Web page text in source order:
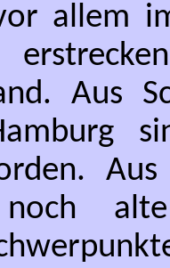
allem
Aus
alte